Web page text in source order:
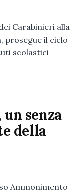
Carabinieri alla
prosegue il ciclo
scolastici
senza
della
Ammonimento